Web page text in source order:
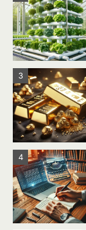
3
4